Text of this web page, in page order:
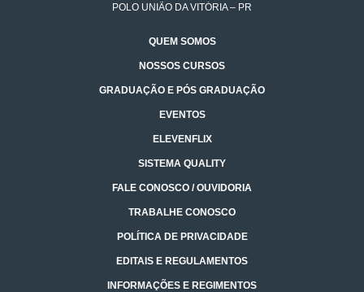
POLO UNIÃO DA VITÓRIA – PR
QUEM SOMOS
NOSSOS CURSOS
GRADUAÇÃO E PÓS GRADUAÇÃO
EVENTOS
ELEVENFLIX
SISTEMA QUALITY
FALE CONOSCO / OUVIDORIA
TRABALHE CONOSCO
POLÍTICA DE PRIVACIDADE
EDITAIS E REGULAMENTOS
INFORMAÇÕES E REGIMENTOS